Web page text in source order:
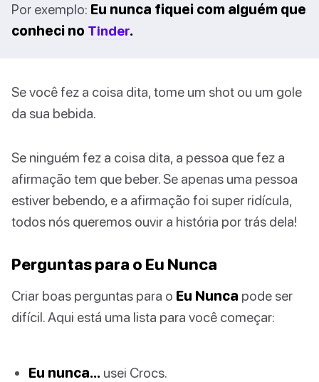
Por exemplo: Eu nunca fiquei com alguém que
conheci no Tinder.
Se você fez a coisa dita, tome um shot ou um gole
da sua bebida.
Se ninguém fez a coisa dita, a pessoa que fez a
afirmação tem que beber. Se apenas uma pessoa
estiver bebendo, e a afirmação foi super ridícula,
todos nós queremos ouvir a história por trás dela!
Perguntas para o Eu Nunca
Criar boas perguntas para o Eu Nunca pode ser
difícil. Aqui está uma lista para você começar:
Eu nunca… usei Crocs.